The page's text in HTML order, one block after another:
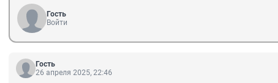
Гость
Войти
Гость
26 апреля 2025, 22:46